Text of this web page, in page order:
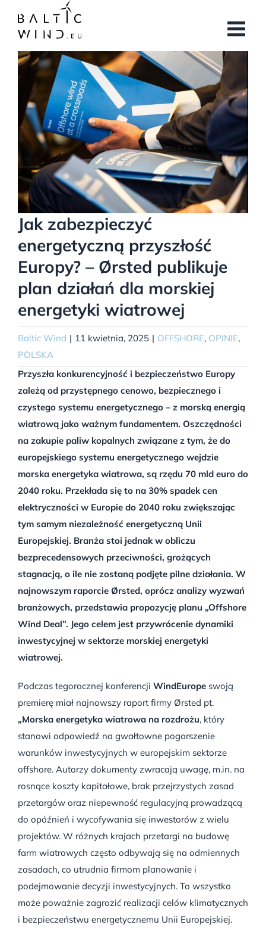
zawartości
Pokaż
większy
obrazek
Jak zabezpieczyć
energetyczną przyszłość
Europy? – Ørsted publikuje
plan działań dla morskiej
energetyki wiatrowej
Baltic Wind | 11 kwietnia, 2025 | OFFSHORE, OPINIE,
POLSKA
Przyszła konkurencyjność i bezpieczeństwo Europy
zależą od przystępnego cenowo, bezpiecznego i
czystego systemu energetycznego – z morską energią
wiatrową jako ważnym fundamentem. Oszczędności
na zakupie paliw kopalnych związane z tym, że do
europejskiego systemu energetycznego wejdzie
morska energetyka wiatrowa, są rzędu 70 mld euro do
2040 roku. Przekłada się to na 30% spadek cen
elektryczności w Europie do 2040 roku zwiększając
tym samym niezależność energetyczną Unii
Europejskiej. Branża stoi jednak w obliczu
bezprecedensowych przeciwności, grożących
stagnacją, o ile nie zostaną podjęte pilne działania. W
najnowszym raporcie Ørsted, oprócz analizy wyzwań
branżowych, przedstawia propozycję planu „Offshore
Wind Deal”. Jego celem jest przywrócenie dynamiki
inwestycyjnej w sektorze morskiej energetyki
wiatrowej.
Podczas tegorocznej konferencji WindEurope swoją
premierę miał najnowszy raport firmy Ørsted pt.
„Morska energetyka wiatrowa na rozdrożu, który
stanowi odpowiedź na gwałtowne pogorszenie
warunków inwestycyjnych w europejskim sektorze
offshore. Autorzy dokumenty zwracają uwagę, m.in. na
rosnące koszty kapitałowe, brak przejrzystych zasad
przetargów oraz niepewność regulacyjną prowadzącą
do opóźnień i wycofywania się inwestorów z wielu
projektów. W różnych krajach przetargi na budowę
farm wiatrowych często odbywają się na odmiennych
zasadach, co utrudnia firmom planowanie i
podejmowanie decyzji inwestycyjnych. To wszystko
może poważnie zagrozić realizacji celów klimatycznych
i bezpieczeństwu energetycznemu Unii Europejskiej.